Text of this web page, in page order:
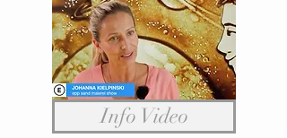
Info Video